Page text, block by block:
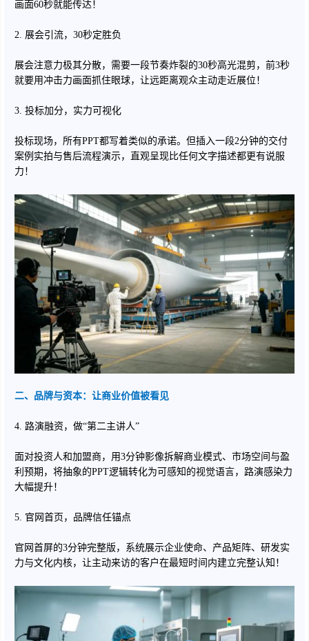
画面60秒就能传达！
2. 展会引流，30秒定胜负
展会注意力极其分散，需要一段节奏炸裂的30秒高光混剪，前3秒
就要用冲击力画面抓住眼球，让远距离观众主动走近展位！
3. 投标加分，实力可视化
投标现场，所有PPT都写着类似的承诺。但插入一段2分钟的交付
案例实拍与售后流程演示，直观呈现比任何文字描述都更有说服
力！
二、品牌与资本：让商业价值被看见
4. 路演融资，做“第二主讲人”
面对投资人和加盟商，用3分钟影像拆解商业模式、市场空间与盈
利预期，将抽象的PPT逻辑转化为可感知的视觉语言，路演感染力
大幅提升！
5. 官网首页，品牌信任锚点
官网首屏的3分钟完整版，系统展示企业使命、产品矩阵、研发实
力与文化内核，让主动来访的客户在最短时间内建立完整认知！